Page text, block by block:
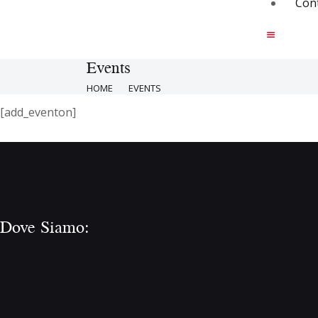
Events
HOME EVENTS
[add_eventon]
Dove Siamo: